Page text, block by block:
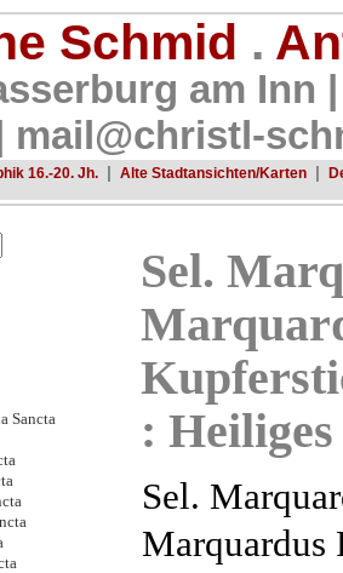
Schmid .
am Inn
mail@christl-
16.-20. Jh. | Alte Stadtansichten/Karten |
Sancta
Sel.
:
Sel.
Marquardus